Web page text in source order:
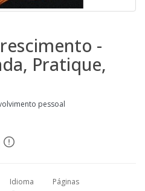
-
Pratique,
pessoal
Idioma Páginas